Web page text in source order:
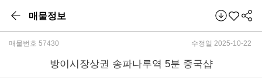
매물정보
매물번호 57430 수정일 2025-10-22
방이시장상권 송파나루역 5분 중국샵